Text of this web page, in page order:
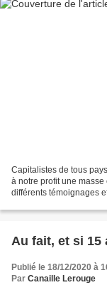
Capitalistes de tous
à notre profit une masse
différents témoignages
Au fait, et si 15
Publié le 18/12/2020 à
Par Canaille Lerouge